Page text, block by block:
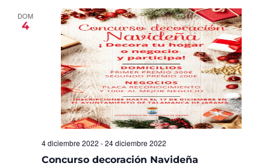
DOM
4
Concurso decoración Navideña
4 diciembre 2022 -24 diciembre 2022